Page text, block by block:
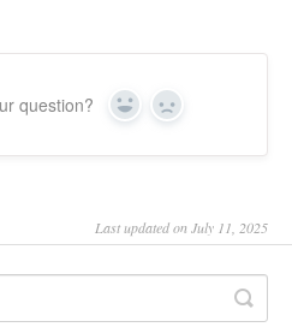
question? Yes No
Last updated on July 11, 2025